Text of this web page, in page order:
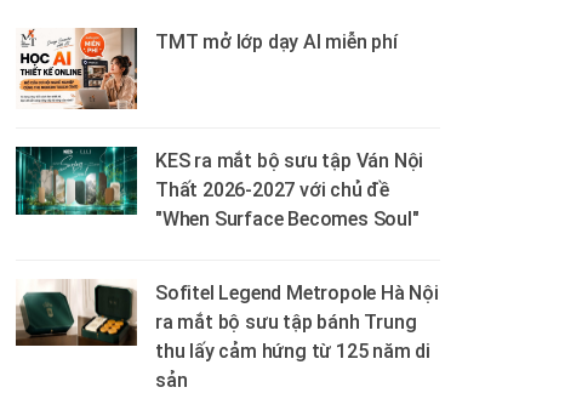
TMT mở lớp dạy AI miễn phí
KES ra mắt bộ sưu tập Ván Nội
Thất 2026-2027 với chủ đề
"When Surface Becomes Soul"
Sofitel Legend Metropole Hà Nội
ra mắt bộ sưu tập bánh Trung
thu lấy cảm hứng từ 125 năm di
sản